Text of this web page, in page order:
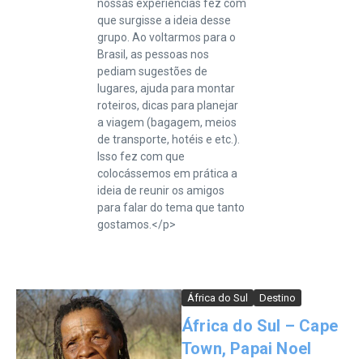
nossas experiências fez com
que surgisse a ideia desse
grupo. Ao voltarmos para o
Brasil, as pessoas nos
pediam sugestões de
lugares, ajuda para montar
roteiros, dicas para planejar
a viagem (bagagem, meios
de transporte, hotéis e etc.).
Isso fez com que
colocássemos em prática a
ideia de reunir os amigos
para falar do tema que tanto
gostamos.</p>
África do Sul Destino
África do Sul – Cape
Town, Papai Noel